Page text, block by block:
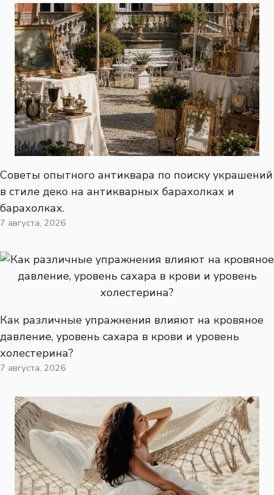
Советы опытного антиквара по поиску украшений
в стиле деко на антикварных барахолках и
барахолках.
7 августа, 2026
Как различные упражнения влияют на кровяное
давление, уровень сахара в крови и уровень
холестерина?
7 августа, 2026